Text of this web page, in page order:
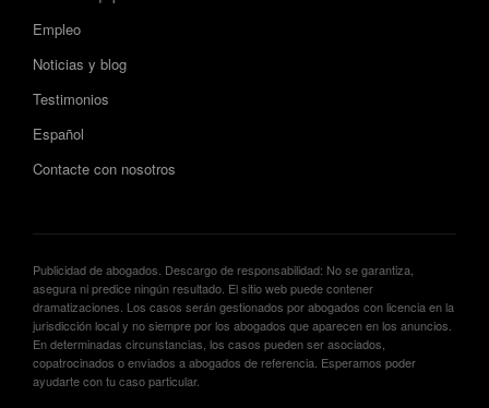
Empleo
Noticias y blog
Testimonios
Español
Contacte con nosotros
Publicidad de abogados. Descargo de responsabilidad: No se garantiza,
asegura ni predice ningún resultado. El sitio web puede contener
dramatizaciones. Los casos serán gestionados por abogados con licencia en la
jurisdicción local y no siempre por los abogados que aparecen en los anuncios.
En determinadas circunstancias, los casos pueden ser asociados,
copatrocinados o enviados a abogados de referencia. Esperamos poder
ayudarte con tu caso particular.